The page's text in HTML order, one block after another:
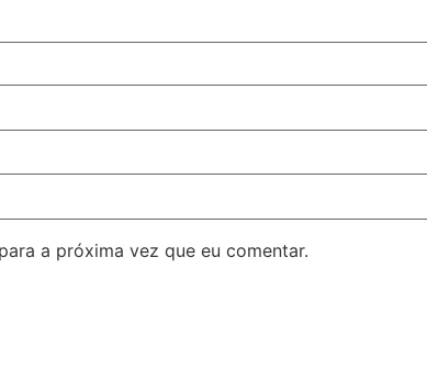
a próxima vez que eu comentar.